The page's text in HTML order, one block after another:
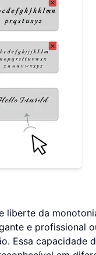
liberte da
e profissional
Essa capacidade